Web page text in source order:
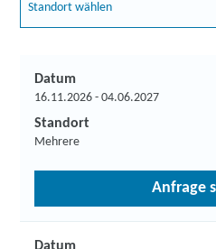
Standort wählen
Datum
16.11.2026 - 04.06.2027
Standort
Mehrere
Anfrage